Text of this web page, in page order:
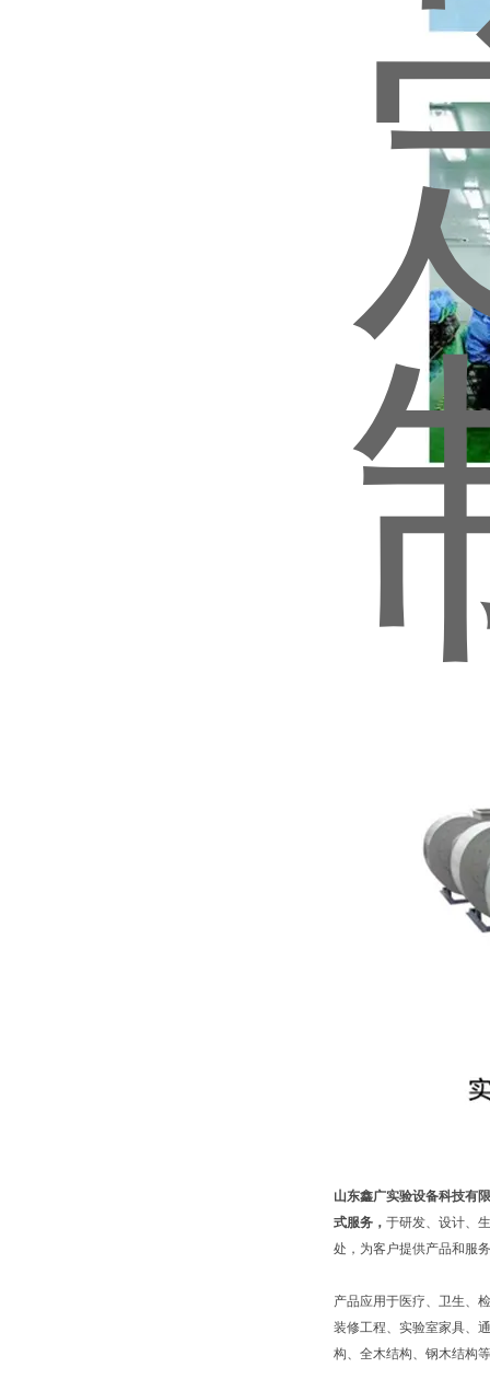
山东鑫广实验设备科技有
式服务， 于研发、设计、
处，为客户提供产品和服
产品应用于医疗、卫生、
装修工程、实验室家具、
构、全木结构、钢木结构